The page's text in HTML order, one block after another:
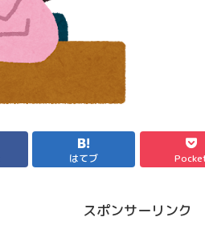
はてブ
スポンサーリンク